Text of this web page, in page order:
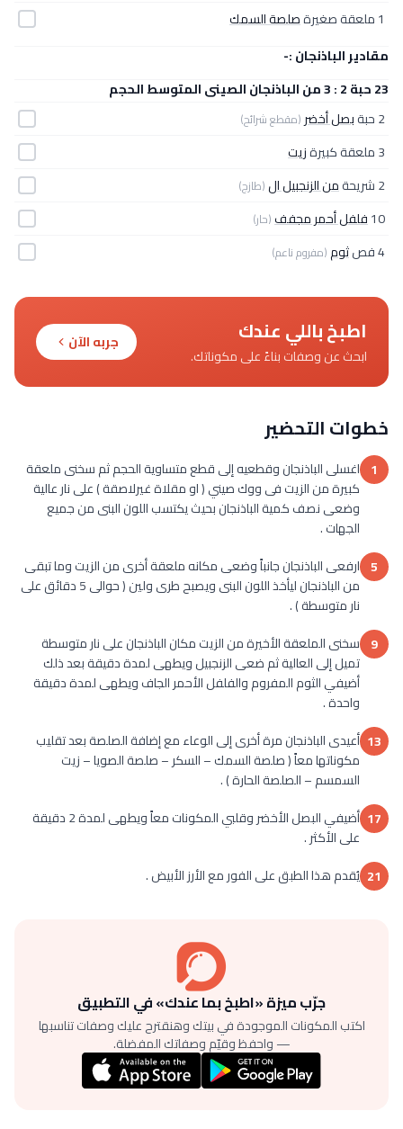
1 ملعقة صغيرة
صلصة السمك
مقادير الباذنجان :-
23 حبة 2 : 3 من الباذنجان الصينى المتوسط الحجم
2 حبة
بصل أخضر (مقطع شرائح)
3 ملعقة كبيرة
زيت
2 شريحة
من الزنجبيل ال(طازج)
10فلفل أحمر مجفف(حار)
4 فص ثوم(مفروم ناعم)
اطبخ باللي عندك
ابحث عن وصفات بناءً على مكوناتك.
جربه الآن
خطوات التحضير
1 اغسلى الباذنجان وقطعيه إلى قطع متساوية الحجم ثم سخنى ملعقة
كبيرة من الزيت فى ووك صيني ( او مقلاة غيرلاصقة ) على نار عالية
وضعى نصف كمية الباذنجان بحيث يكتسب اللون البنى من جميع
الجهات .
5 ارفعى الباذنجان جانباً وضعى مكانه ملعقة أخرى من الزيت وما تبقى
من الباذنجان ليأخذ اللون البنى ويصبح طرى ولين ( حوالى 5 دقائق على
نار متوسطة ) .
9 سخنى الملعقة الأخيرة من الزيت مكان الباذنجان على نار متوسطة
تميل إلى العالية ثم ضعى الزنجبيل ويطهى لمدة دقيقة بعد ذلك
أضيفي الثوم المفروم والفلفل الأحمر الجاف ويطهى لمدة دقيقة
واحدة .
13 أعيدى الباذنجان مرة أخرى إلى الوعاء مع إضافة الصلصة بعد تقليب
مكوناتها معاً ( صلصة السمك – السكر – صلصة الصويا – زيت
السمسم – الصلصة الحارة ) .
17
أضيفي البصل الأخضر وقلبي المكونات معاً ويطهى لمدة 2 دقيقة
على الأكثر .
21 يُقدم هذا الطبق على الفور مع الأرز الأبيض .
جرّب ميزة «اطبخ بما عندك» في التطبيق
اكتب المكونات الموجودة في بيتك وهنقترح عليك وصفات تناسبها
— واحفظ وقيّم وصفاتك المفضلة.